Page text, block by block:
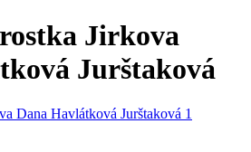
Jirkova
Jurštaková